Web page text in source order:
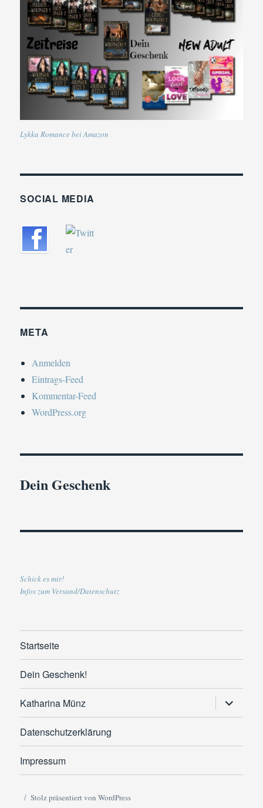
Lykka Romance bei Amazon
SOCIAL MEDIA
META
Anmelden
Eintrags-Feed
Kommentar-Feed
WordPress.org
Dein Geschenk
Schick es mir!
Infos zum Versand/Datenschutz
Startseite
Dein Geschenk!
Katharina Münz
anzeigen
Datenschutzerklärung
Impressum
Stolz präsentiert von WordPress